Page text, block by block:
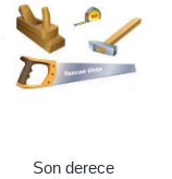
Son derece